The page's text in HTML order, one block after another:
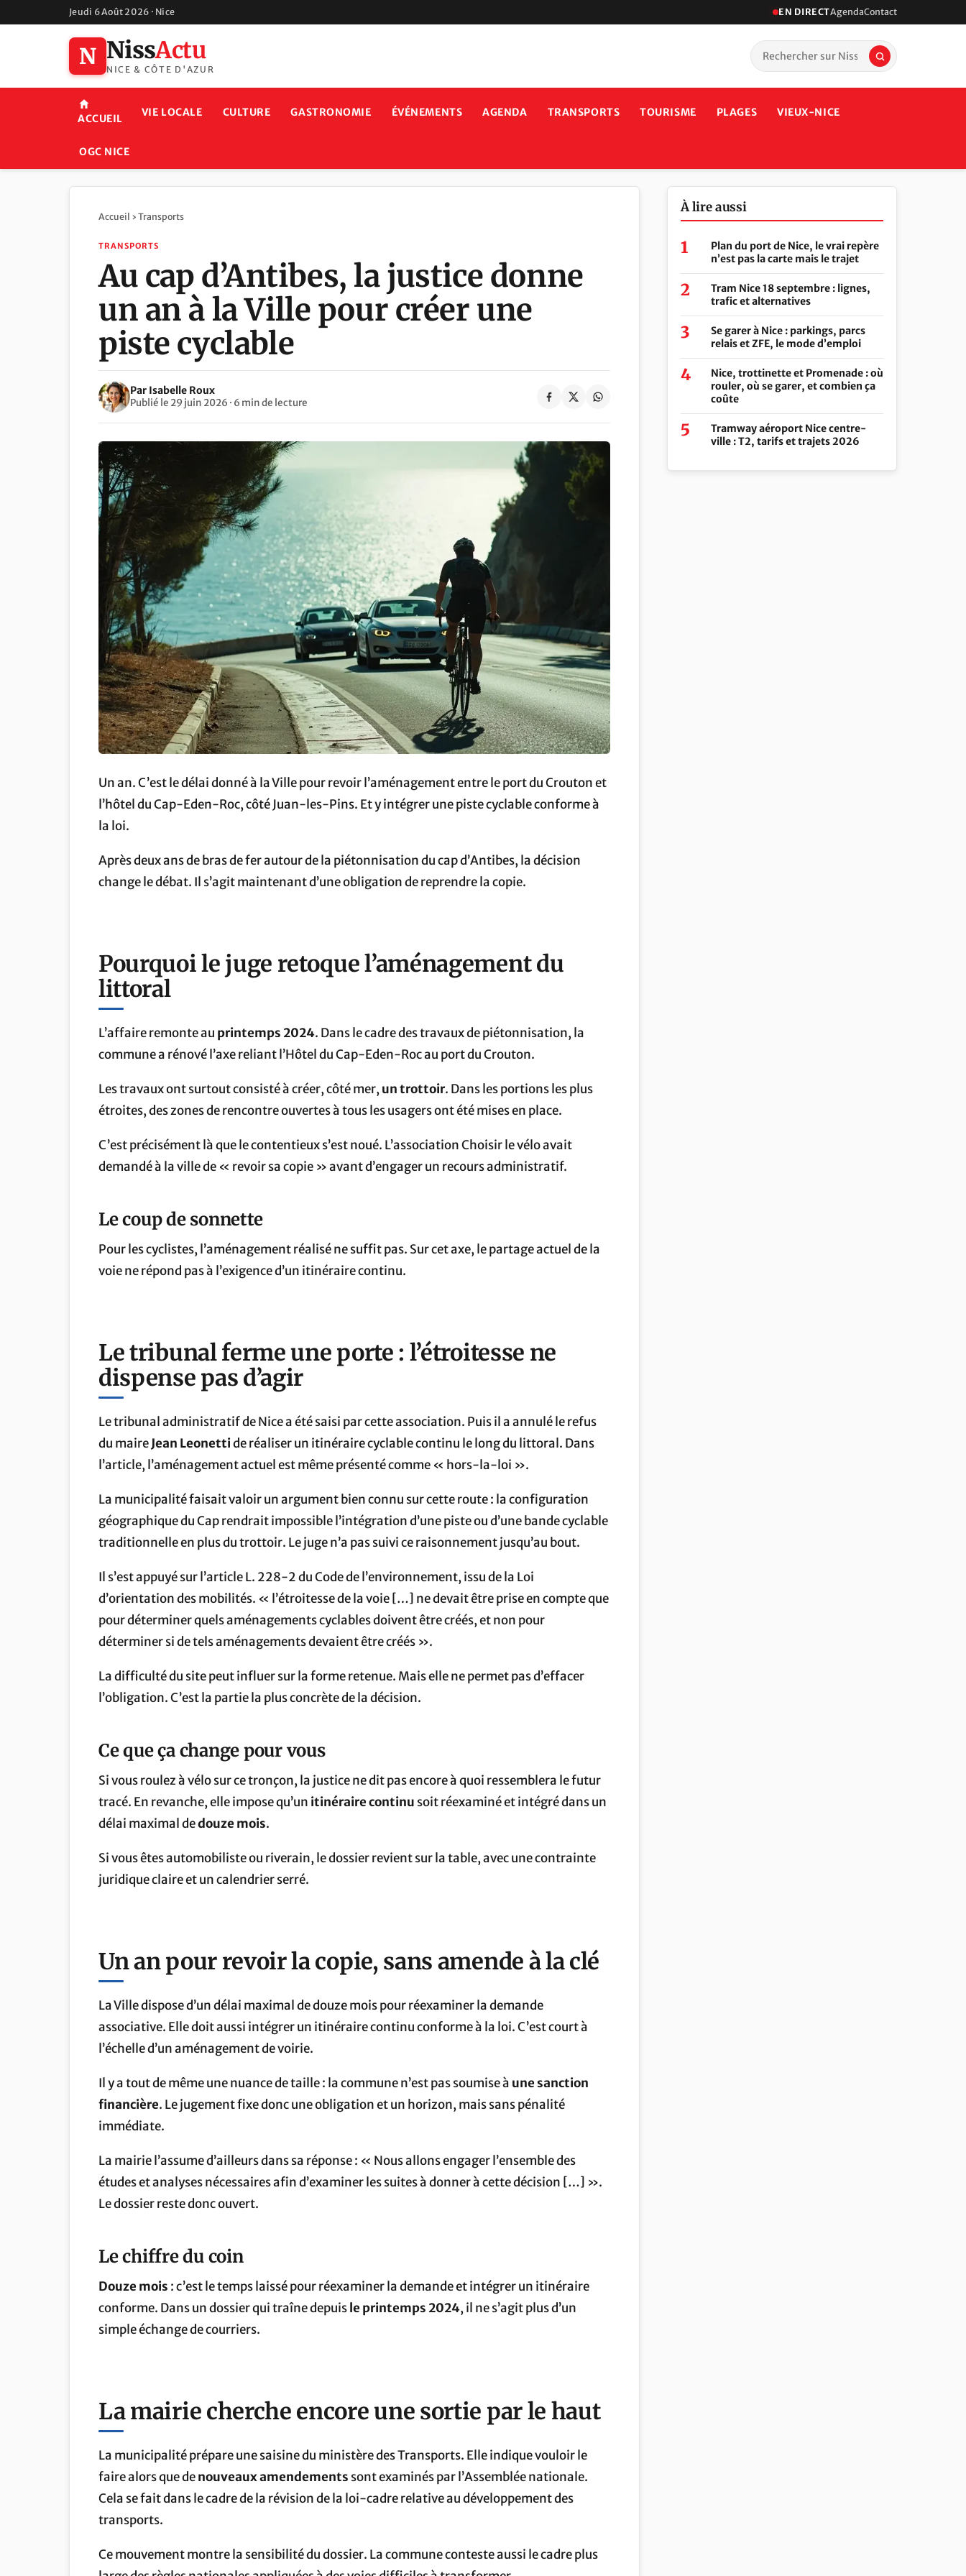
Jeudi 6 Août 2026 · Nice EN DIRECTAgendaContact
N NissActu
NICE & CÔTE D'AZUR
ACCUEIL VIE LOCALE CULTURE GASTRONOMIE ÉVÉNEMENTS AGENDA TRANSPORTS TOURISME PLAGES VIEUX-NICE
OGC NICE
Accueil › Transports
TRANSPORTS
Au cap d’Antibes, la justice donne
un an à la Ville pour créer une
piste cyclable
Par Isabelle Roux
Publié le 29 juin 2026 · 6 min de lecture
Un an. C’est le délai donné à la Ville pour revoir l’aménagement entre le port du Crouton et
l’hôtel du Cap-Eden-Roc, côté Juan-les-Pins. Et y intégrer une piste cyclable conforme à
la loi.
Après deux ans de bras de fer autour de la piétonnisation du cap d’Antibes, la décision
change le débat. Il s’agit maintenant d’une obligation de reprendre la copie.
Pourquoi le juge retoque l’aménagement du
littoral
L’affaire remonte au printemps 2024. Dans le cadre des travaux de piétonnisation, la
commune a rénové l’axe reliant l’Hôtel du Cap-Eden-Roc au port du Crouton.
Les travaux ont surtout consisté à créer, côté mer, un trottoir. Dans les portions les plus
étroites, des zones de rencontre ouvertes à tous les usagers ont été mises en place.
C’est précisément là que le contentieux s’est noué. L’association Choisir le vélo avait
demandé à la ville de « revoir sa copie » avant d’engager un recours administratif.
Le coup de sonnette
Pour les cyclistes, l’aménagement réalisé ne suffit pas. Sur cet axe, le partage actuel de la
voie ne répond pas à l’exigence d’un itinéraire continu.
Le tribunal ferme une porte : l’étroitesse ne
dispense pas d’agir
Le tribunal administratif de Nice a été saisi par cette association. Puis il a annulé le refus
du maireJean Leonettide réaliser un itinéraire cyclable continu le long du littoral. Dans
l’article, l’aménagement actuel est même présenté comme « hors-la-loi ».
La municipalité faisait valoir un argument bien connu sur cette route : la configuration
géographique du Cap rendrait impossible l’intégration d’une piste ou d’une bande cyclable
traditionnelle en plus du trottoir. Le juge n’a pas suivi ce raisonnement jusqu’au bout.
Il s’est appuyé sur l’article L. 228-2 du Code de l’environnement, issu de la Loi
d’orientation des mobilités. « l’étroitesse de la voie […] ne devait être prise en compte que
pour déterminer quels aménagements cyclables doivent être créés, et non pour
déterminer si de tels aménagements devaient être créés ».
La difficulté du site peut influer sur la forme retenue. Mais elle ne permet pas d’effacer
l’obligation. C’est la partie la plus concrète de la décision.
Ce que ça change pour vous
Si vous roulez à vélo sur ce tronçon, la justice ne dit pas encore à quoi ressemblera le futur
tracé. En revanche, elle impose qu’un itinéraire continu soit réexaminé et intégré dans un
délai maximal dedouze mois.
Si vous êtes automobiliste ou riverain, le dossier revient sur la table, avec une contrainte
juridique claire et un calendrier serré.
Un an pour revoir la copie, sans amende à la clé
La Ville dispose d’un délai maximal de douze mois pour réexaminer la demande
associative. Elle doit aussi intégrer un itinéraire continu conforme à la loi. C’est court à
l’échelle d’un aménagement de voirie.
Il y a tout de même une nuance de taille : la commune n’est pas soumise à une sanction
financière. Le jugement fixe donc une obligation et un horizon, mais sans pénalité
immédiate.
La mairie l’assume d’ailleurs dans sa réponse : « Nous allons engager l’ensemble des
études et analyses nécessaires afin d’examiner les suites à donner à cette décision […] ».
Le dossier reste donc ouvert.
Le chiffre du coin
Douze mois : c’est le temps laissé pour réexaminer la demande et intégrer un itinéraire
conforme. Dans un dossier qui traîne depuisle printemps 2024, il ne s’agit plus d’un
simple échange de courriers.
La mairie cherche encore une sortie par le haut
La municipalité prépare une saisine du ministère des Transports. Elle indique vouloir le
faire alors que denouveaux amendements sont examinés par l’Assemblée nationale.
Cela se fait dans le cadre de la révision de la loi-cadre relative au développement des
transports.
Ce mouvement montre la sensibilité du dossier. La commune conteste aussi le cadre plus
À lire aussi
Plan du port de Nice, le vrai repère
n’est pas la carte mais le trajet
Tram Nice 18 septembre : lignes,
trafic et alternatives
Se garer à Nice : parkings, parcs
relais et ZFE, le mode d’emploi
Nice, trottinette et Promenade : où
rouler, où se garer, et combien ça
coûte
Tramway aéroport Nice centre-
ville : T2, tarifs et trajets 2026